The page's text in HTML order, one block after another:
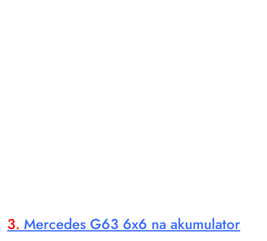
3. Mercedes G63 6x6 na akumulator